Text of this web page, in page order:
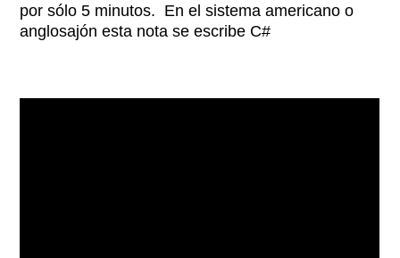
por sólo 5 minutos. En el sistema americano o
anglosajón esta nota se escribe C#